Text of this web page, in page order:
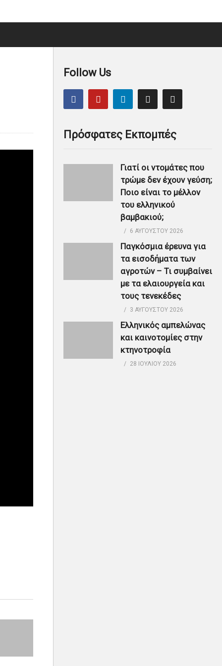
Follow Us
Πρόσφατες Εκπομπές
Γιατί οι ντομάτες που
τρώμε δεν έχουν γεύση;
Ποιο είναι το μέλλον
του ελληνικού
βαμβακιού;
6 ΑΥΓΟΎΣΤΟΥ 2026
Παγκόσμια έρευνα για
τα εισοδήματα των
αγροτών – Τι συμβαίνει
με τα ελαιουργεία και
τους τενεκέδες
3 ΑΥΓΟΎΣΤΟΥ 2026
Ελληνικός αμπελώνας
και καινοτομίες στην
κτηνοτροφία
28 ΙΟΥΛΊΟΥ 2026